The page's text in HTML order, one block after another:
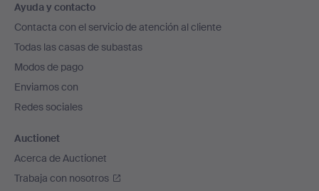
en
el
pie
de
página
Ayuda y contacto
Contacta con el servicio de atención al cliente
Todas las casas de subastas
Modos de pago
Enviamos con
Redes sociales
Auctionet
Acerca de Auctionet
Trabaja con nosotros